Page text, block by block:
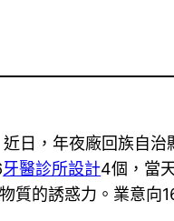
日，年夜廠回族自
牙醫診所設計4個，當
質的誘惑力。業意向